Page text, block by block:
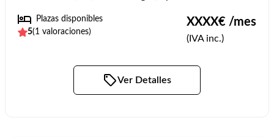
Plazas disponibles
5(1 valoraciones)
XXXX€ /mes
(IVA inc.)
Ver Detalles